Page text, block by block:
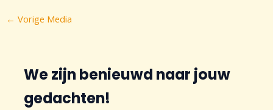
Bericht
navigatie
← Vorige Media
We zijn benieuwd naar jouw
gedachten!